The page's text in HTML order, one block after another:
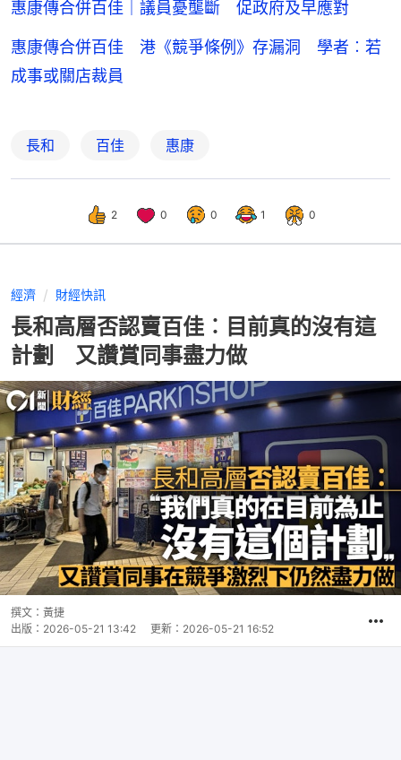
惠康傳合併百佳｜議員憂壟斷 促政府及早應對
惠康傳合併百佳 港《競爭條例》存漏洞 學者︰若
成事或關店裁員
長和 百佳 惠康
2 0 0 1 0
經濟 財經快訊
長和高層否認賣百佳︰目前真的沒有這
計劃 又讚賞同事盡力做
撰文： 黃捷
出版： 2026-05-21 13:42 更新： 2026-05-21 16:52